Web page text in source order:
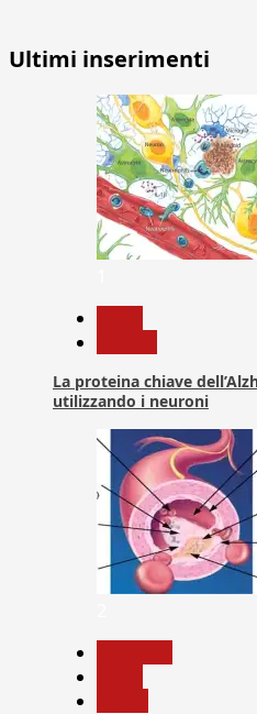
Ultimi inserimenti
La proteina chiave
utilizzando i neuroni